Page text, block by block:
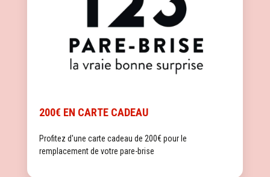
200€ EN CARTE CADEAU
Profitez d'une carte cadeau de 200€ pour le
remplacement de votre pare-brise